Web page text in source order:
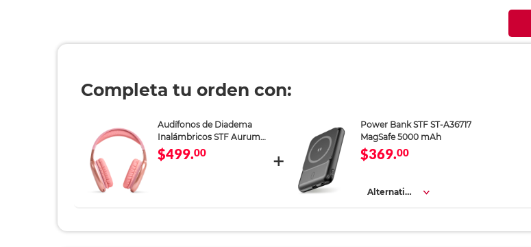
Completa tu orden con:
Audífonos de Diadema
Inalámbricos STF Aurum
ANC Rosa
$499.00
Power Bank STF ST-A36717
MagSafe 5000 mAh
$369.00
Alternativa